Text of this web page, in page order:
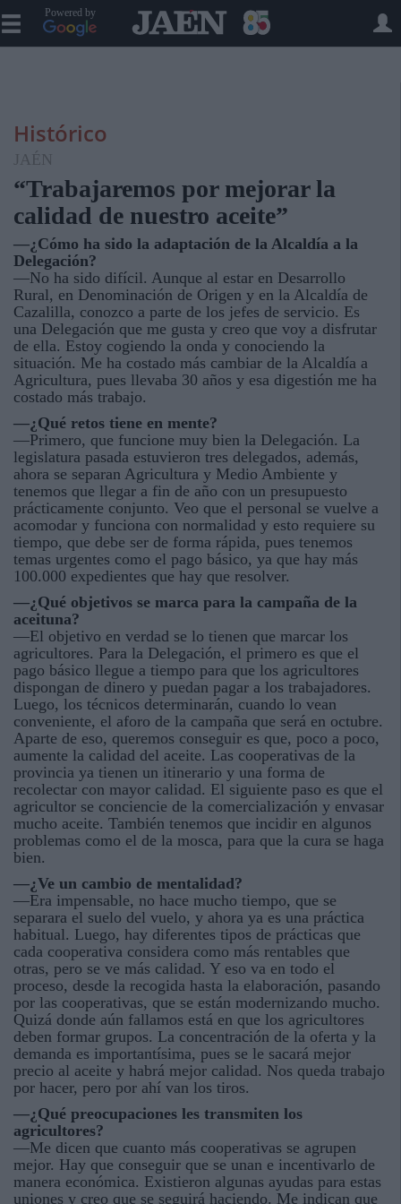
Powered by
Histórico
JAÉN
“Trabajaremos por mejorar la
calidad de nuestro aceite”
—¿Cómo ha sido la adaptación de la Alcaldía a la
Delegación?
—No ha sido difícil. Aunque al estar en Desarrollo
Rural, en Denominación de Origen y en la Alcaldía de
Cazalilla, conozco a parte de los jefes de servicio. Es
una Delegación que me gusta y creo que voy a disfrutar
de ella. Estoy cogiendo la onda y conociendo la
situación. Me ha costado más cambiar de la Alcaldía a
Agricultura, pues llevaba 30 años y esa digestión me ha
costado más trabajo.
—¿Qué retos tiene en mente?
—Primero, que funcione muy bien la Delegación. La
legislatura pasada estuvieron tres delegados, además,
ahora se separan Agricultura y Medio Ambiente y
tenemos que llegar a fin de año con un presupuesto
prácticamente conjunto. Veo que el personal se vuelve a
acomodar y funciona con normalidad y esto requiere su
tiempo, que debe ser de forma rápida, pues tenemos
temas urgentes como el pago básico, ya que hay más
100.000 expedientes que hay que resolver.
—¿Qué objetivos se marca para la campaña de la
aceituna?
—El objetivo en verdad se lo tienen que marcar los
agricultores. Para la Delegación, el primero es que el
pago básico llegue a tiempo para que los agricultores
dispongan de dinero y puedan pagar a los trabajadores.
Luego, los técnicos determinarán, cuando lo vean
conveniente, el aforo de la campaña que será en octubre.
Aparte de eso, queremos conseguir es que, poco a poco,
aumente la calidad del aceite. Las cooperativas de la
provincia ya tienen un itinerario y una forma de
recolectar con mayor calidad. El siguiente paso es que el
agricultor se conciencie de la comercialización y envasar
mucho aceite. También tenemos que incidir en algunos
problemas como el de la mosca, para que la cura se haga
bien.
—¿Ve un cambio de mentalidad?
—Era impensable, no hace mucho tiempo, que se
separara el suelo del vuelo, y ahora ya es una práctica
habitual. Luego, hay diferentes tipos de prácticas que
cada cooperativa considera como más rentables que
otras, pero se ve más calidad. Y eso va en todo el
proceso, desde la recogida hasta la elaboración, pasando
por las cooperativas, que se están modernizando mucho.
Quizá donde aún fallamos está en que los agricultores
deben formar grupos. La concentración de la oferta y la
demanda es importantísima, pues se le sacará mejor
precio al aceite y habrá mejor calidad. Nos queda trabajo
por hacer, pero por ahí van los tiros.
—¿Qué preocupaciones les transmiten los
agricultores?
—Me dicen que cuanto más cooperativas se agrupen
mejor. Hay que conseguir que se unan e incentivarlo de
manera económica. Existieron algunas ayudas para estas
uniones y creo que se seguirá haciendo. Me indican que